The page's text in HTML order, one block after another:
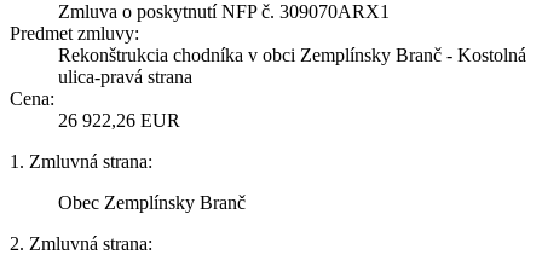
Zmluva o poskytnutí NFP č. 309070ARX1
Predmet zmluvy:
Rekonštrukcia chodníka v obci Zemplínsky Branč - Kostolná
ulica-pravá strana
Cena:
26 922,26 EUR
1. Zmluvná strana:
Obec Zemplínsky Branč
2. Zmluvná strana: